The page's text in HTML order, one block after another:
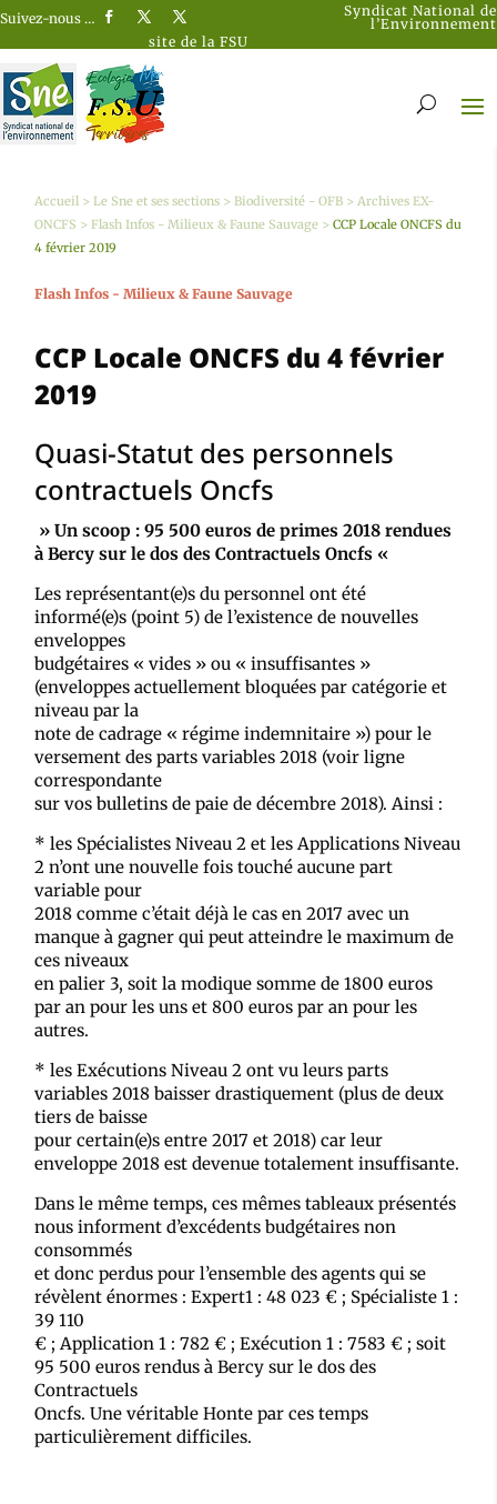
Suivez-nous …
Syndicat National de
l’Environnement
site de la FSU
Accueil >Le Sne et ses sections >Biodiversité - OFB >Archives EX-
ONCFS >Flash Infos - Milieux & Faune Sauvage >CCP Locale ONCFS du
4 février 2019
Flash Infos - Milieux & Faune Sauvage
CCP Locale ONCFS du 4 février
2019
Quasi-Statut des personnels
contractuels Oncfs
» Un scoop : 95 500 euros de primes 2018 rendues
à Bercy sur le dos des Contractuels Oncfs «
Les représentant(e)s du personnel ont été
informé(e)s (point 5) de l’existence de nouvelles
enveloppes
budgétaires « vides » ou « insuffisantes »
(enveloppes actuellement bloquées par catégorie et
niveau par la
note de cadrage « régime indemnitaire ») pour le
versement des parts variables 2018 (voir ligne
correspondante
sur vos bulletins de paie de décembre 2018). Ainsi :
* les Spécialistes Niveau 2 et les Applications Niveau
2 n’ont une nouvelle fois touché aucune part
variable pour
2018 comme c’était déjà le cas en 2017 avec un
manque à gagner qui peut atteindre le maximum de
ces niveaux
en palier 3, soit la modique somme de 1800 euros
par an pour les uns et 800 euros par an pour les
autres.
* les Exécutions Niveau 2 ont vu leurs parts
variables 2018 baisser drastiquement (plus de deux
tiers de baisse
pour certain(e)s entre 2017 et 2018) car leur
enveloppe 2018 est devenue totalement insuffisante.
Dans le même temps, ces mêmes tableaux présentés
nous informent d’excédents budgétaires non
consommés
et donc perdus pour l’ensemble des agents qui se
révèlent énormes : Expert1 : 48 023 € ; Spécialiste 1 :
39 110
€ ; Application 1 : 782 € ; Exécution 1 : 7583 € ; soit
95 500 euros rendus à Bercy sur le dos des
Contractuels
Oncfs. Une véritable Honte par ces temps
particulièrement difficiles.